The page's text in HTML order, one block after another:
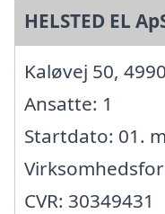
HELSTED EL
Kaløvej 50,
Ansatte: 1
Startdato: 01.
CVR: 30349431